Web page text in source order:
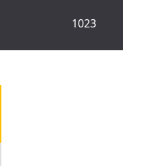
1023